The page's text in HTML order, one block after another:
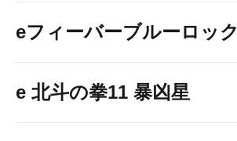
eフィーバーブルーロック
e 北斗の拳11 暴凶星